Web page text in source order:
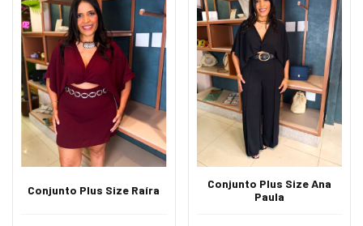
Conjunto Plus Size Raíra
Conjunto Plus Size Ana
Paula